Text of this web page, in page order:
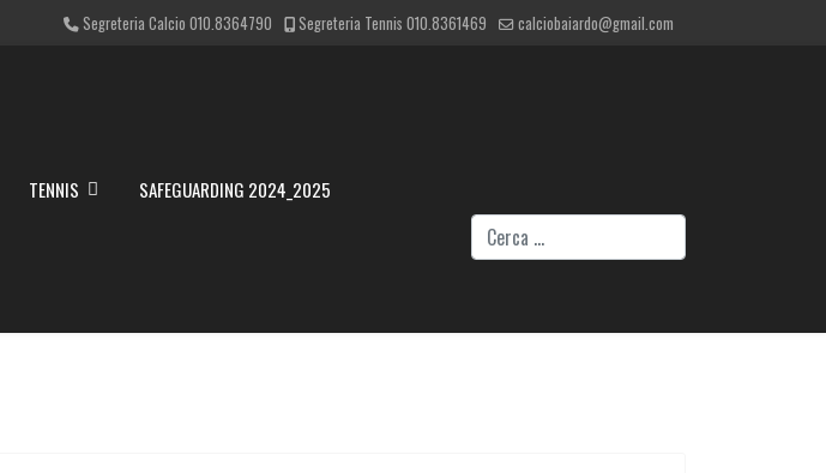
Segreteria Calcio 010.8364790 Segreteria Tennis 010.8361469 calciobaiardo@gmail.com
TENNIS SAFEGUARDING 2024_2025
Cerca